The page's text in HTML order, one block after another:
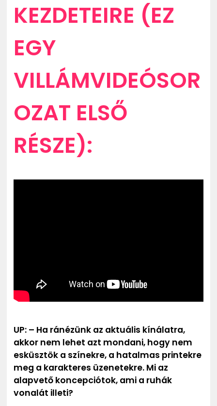
KEZDETEIRE (EZ
EGY
VILLÁMVIDEÓSOR
OZAT ELSŐ
RÉSZE):
UP: – Ha ránézünk az aktuális kínálatra,
akkor nem lehet azt mondani, hogy nem
esküsztök a színekre, a hatalmas printekre
meg a karakteres üzenetekre. Mi az
alapvető koncepciótok, ami a ruhák
vonalát illeti?